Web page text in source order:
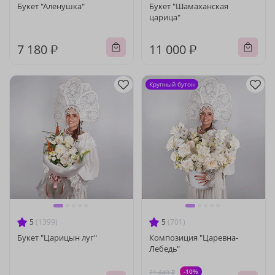
Букет "Аленушка"
7 180 ₽
Букет "Шамаханская
царица"
11 000 ₽
5 (1399)
Букет "Царицын луг"
5 (701)
Композиция "Царевна-
Лебедь"
21 440 ₽ -10%
Крупный бутон